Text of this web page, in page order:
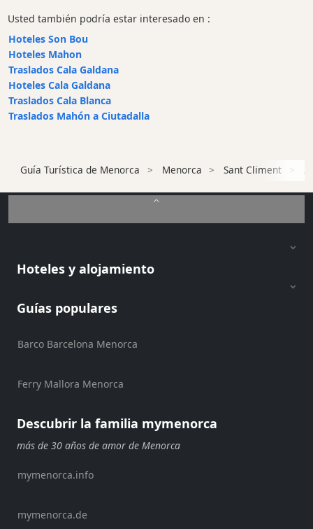
Atracción
Mirador
Actividad
Empresa
Tour
acuático
Restaurante
en
Café
Alimentos
Bebidas
Para
Música
vivo
Discoteca
Chiringuitos
Usted también podría estar interesado en :
Hoteles Son Bou
Hoteles Mahon
Traslados Cala Galdana
Hoteles Cala Galdana
Traslados Cala Blanca
Traslados Mahón a Ciutadalla
Guía Turística de Menorca Menorca Sant Climent
Hoteles y alojamiento
Guías populares
Barco Barcelona Menorca
Ferry Mallora Menorca
Descubrir la familia mymenorca
más de 30 años de amor de Menorca
mymenorca.info
mymenorca.de